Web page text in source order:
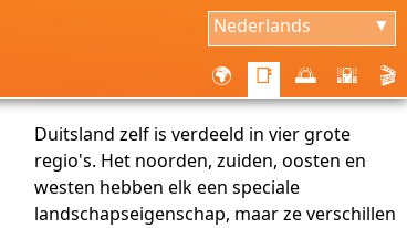
Nederlands ▼
🌍 📑 🌅 🌇 🎬
Duitsland zelf is verdeeld in vier grote
regio's. Het noorden, zuiden, oosten en
westen hebben elk een speciale
landschapseigenschap, maar ze verschillen